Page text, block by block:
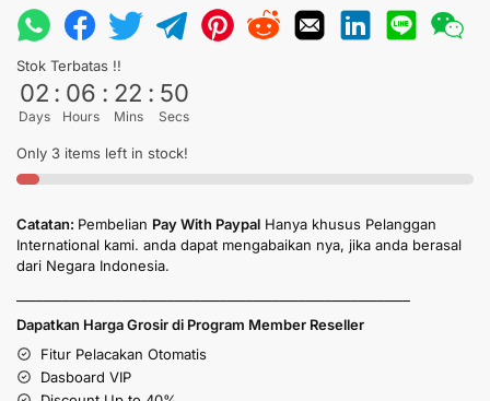
Stok Terbatas !!
02
Days
: 06
Hours
: 22
Mins
: 49
Secs
Only 3 items left in stock!
Catatan: Pembelian Pay With Paypal Hanya khusus Pelanggan
International kami. anda dapat mengabaikan nya, jika anda berasal
dari Negara Indonesia.
Dapatkan Harga Grosir di Program Member Reseller
Fitur Pelacakan Otomatis
Dasboard VIP